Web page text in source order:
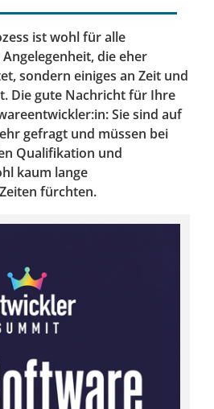
ist wohl für alle
die eher
sondern einiges an Zeit und
Die gute Nachricht für Ihre
Sie sind auf
gefragt und müssen bei
Qualifikation und
kaum lange
fürchten.